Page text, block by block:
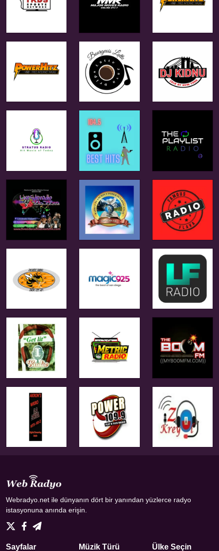
Webradyo.net ile dünyanın dört bir yanından yüzlerce radyo
istasyonuna anında erişin.
Sayfalar Müzik Türü Ülke Seçin